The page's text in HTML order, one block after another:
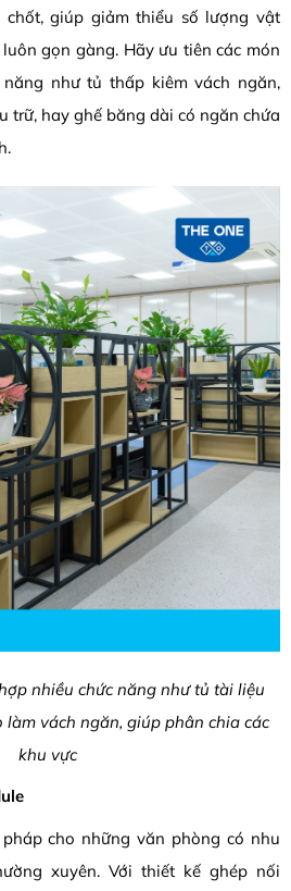
giúp giảm thiểu số lượng vật
gọn gàng. Hãy ưu tiên các món
như tủ thấp kiêm vách ngăn,
trữ, hay ghế băng dài có ngăn chứa
nhiều chức năng như tủ tài liệu
vách ngăn, giúp phân chia các
khu vực
cho những văn phòng có nhu
xuyên. Với thiết kế ghép nối